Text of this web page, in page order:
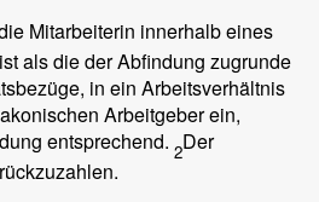
Mitarbeiterin innerhalb eines
als die der Abfindung zugrunde
in ein Arbeitsverhältnis
Arbeitgeber ein,
entsprechend. 2Der